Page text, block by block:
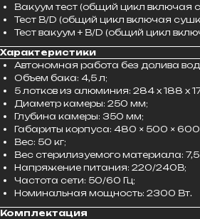
Вакуум тест (общий цикл включая
Тест B/D (общий цикл включая
Тест вакуум + B/D (общий цикл
Характеристики
Автономная работа без долива
Объем бака: 4,5 л;
5 лотков из алюминия: 284 х 188 х
Диаметр камеры: 250 мм;
Глубина камеры: 350 мм;
Габариты корпуса: 480 × 500 ×
Вес: 50 кг;
Вес стерилизуемого материала: 7,5
Напряжение питания: 220/240В;
Частота сети: 50/60 Гц;
Номинальная мощность: 2300 Вт.
Комплектация